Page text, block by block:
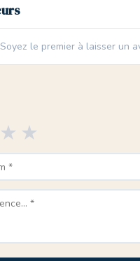
Soyez le premier à laisser un
★
★